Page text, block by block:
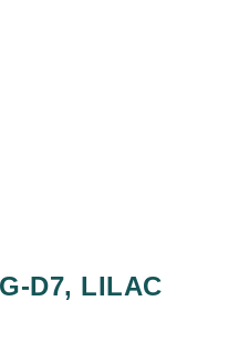
D7, LILAC